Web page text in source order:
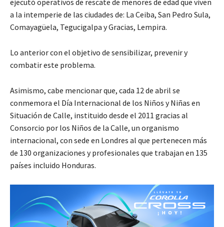
ejecutó operativos de rescate de menores de edad que viven
a la intemperie de las ciudades de: La Ceiba, San Pedro Sula,
Comayagüela, Tegucigalpa y Gracias, Lempira.
Lo anterior con el objetivo de sensibilizar, prevenir y
combatir este problema.
Asimismo, cabe mencionar que, cada 12 de abril se
conmemora el Día Internacional de los Niños y Niñas en
Situación de Calle, instituido desde el 2011 gracias al
Consorcio por los Niños de la Calle, un organismo
internacional, con sede en Londres al que pertenecen más
de 130 organizaciones y profesionales que trabajan en 135
países incluido Honduras.